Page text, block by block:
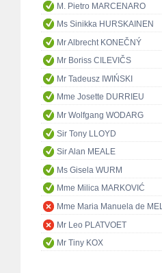
M. Pietro MARCENARO
Ms Sinikka HURSKAINEN
Mr Albrecht KONEČNÝ
Mr Boriss CILEVIČS
Mr Tadeusz IWIŃSKI
Mme Josette DURRIEU
Mr Wolfgang WODARG
Sir Tony LLOYD
Sir Alan MEALE
Ms Gisela WURM
Mme Milica MARKOVIĆ
Mme Maria Manuela de
Mr Leo PLATVOET
Mr Tiny KOX